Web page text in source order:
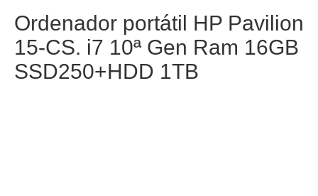
Ordenador portátil HP Pavilion
15-CS. i7 10ª Gen Ram 16GB
SSD250+HDD 1TB